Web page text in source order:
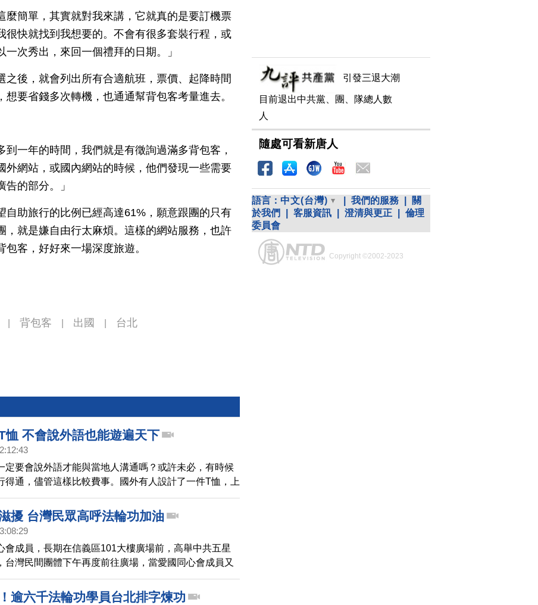
麼簡單，其實就對我來講，它就真的是要訂機票
很快就找到我想要的。不會有很多套裝行程，或
次秀出，來回一個禮拜的日期。」
之後，就會列出所有合適航班，票價、起降時間
要省錢多次轉機，也通通幫背包客考量進去。
到一年的時間，我們就是有徵詢過滿多背包客，
外網站，或國內網站的時候，他們發現一些需要
的部分。」
自助旅行的比例已經高達61%，願意跟團的只有
，就是嫌自由行太麻煩。這樣的網站服務，也許
客，好好來一場深度旅遊。
背包客 出國 台北
恤 不會說外語也能遊遍天下
定要會說外語才能與當地人溝通嗎？或許未必，有時候
得通，儘管這樣比較費事。國外有人設計了一件T恤，上
人一目了然的通用圖標（icon），希望能幫助喜歡旅遊
言的藩籬，更容易地遊遍世界各國。
擾 台灣民眾高呼法輪功加油
會成員，長期在信義區101大樓廣場前，高舉中共五星
台灣民間團體下午再度前往廣場，當愛國同心會成員又
功團體時，一旁的台灣民眾高呼法輪功加油。帶您看到
場的採訪。
逾六千法輪功學員台北排字煉功
引發三退大潮
目前退出中共黨、團、隊總人數
人
隨處可看新唐人
語言： 中文(台灣) 我們的服務
關
於我們
客服資訊 澄清與更正
倫理
委員會
Copyright ©2002-2023